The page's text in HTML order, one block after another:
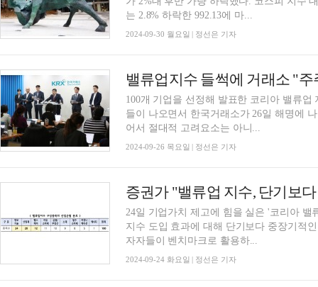
는 2.8% 하락한 992.13에 마...
2024-09-30 월요일 | 정선은 기자
100개 기업을 선정해 발표한 코리아 밸류업
들이 나오면서 한국거래소가 26일 해명에
어서 절대적 고려요소는 아니...
2024-09-26 목요일 | 정선은 기자
24일 기업가치 제고에 힘을 실은 '코리아
지수 도입 효과에 대해 단기보다 중장기적
자자들이 벤치마크로 활용하...
2024-09-24 화요일 | 정선은 기자